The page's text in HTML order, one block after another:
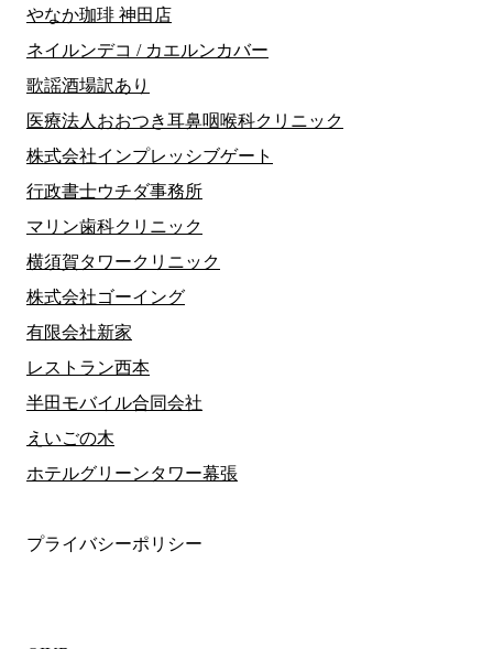
やなか珈琲 神田店
ネイルンデコ / カエルンカバー
歌謡酒場訳あり
医療法人おおつき耳鼻咽喉科クリニック
株式会社インプレッシブゲート
行政書士ウチダ事務所
マリン歯科クリニック
横須賀タワークリニック
株式会社ゴーイング
有限会社新家
レストラン西本
半田モバイル合同会社
えいごの木
ホテルグリーンタワー幕張
プライバシーポリシー